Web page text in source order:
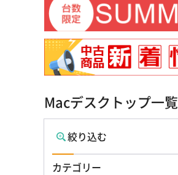
Macデスクトップ一覧
絞り込む
カテゴリー